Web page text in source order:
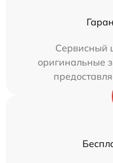
Сервисный
оригинальные